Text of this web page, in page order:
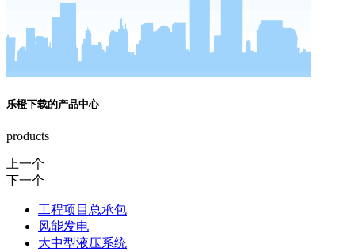
乐橙下载的产品中心
products
上一个
下一个
工程项目总承包
风能发电
大中型液压系统